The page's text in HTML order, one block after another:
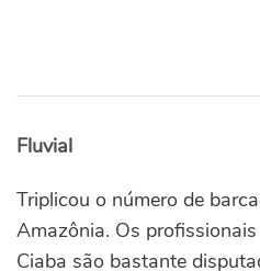
Fluvial
Triplicou o número de
Amazônia. Os
Ciaba são bastante